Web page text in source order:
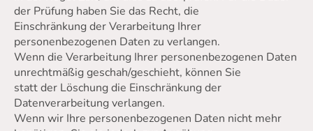
der Prüfung haben Sie das Recht, die
Einschränkung der Verarbeitung Ihrer
personenbezogenen Daten zu verlangen.
Wenn die Verarbeitung Ihrer personenbezogenen Daten
unrechtmäßig geschah/geschieht, können Sie
statt der Löschung die Einschränkung der
Datenverarbeitung verlangen.
Wenn wir Ihre personenbezogenen Daten nicht mehr